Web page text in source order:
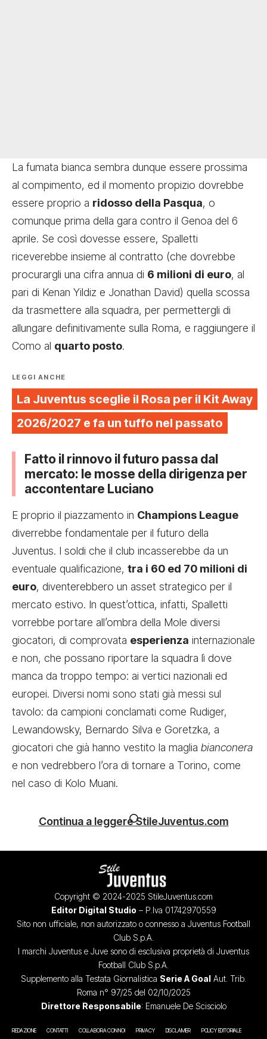
La fumata bianca sembra dunque essere prossima
al compimento, ed il momento propizio dovrebbe
essere proprio a ridosso della Pasqua, o
comunque prima della gara contro il Genoa del 6
aprile. Se così dovesse essere, Spalletti
riceverebbe insieme al contratto (che dovrebbe
procurargli una cifra annua di 6 milioni di euro, al
pari di Kenan Yildiz e Jonathan David) quella scossa
da trasmettere alla squadra, per permettergli di
allungare definitivamente sulla Roma, e raggiungere il
Como al quarto posto.
LEGGI ANCHE
La Juventus sceglie il Rosa per il Kit Away
2026/2027 e fa un tuffo nel passato
Fatto il rinnovo il futuro passa dal
mercato: le mosse della dirigenza per
accontentare Luciano
E proprio il piazzamento in Champions League
diverrebbe fondamentale per il futuro della
Juventus. I soldi che il club incasserebbe da un
eventuale qualificazione, tra i 60 ed 70 milioni di
euro, diventerebbero un asset strategico per il
mercato estivo. In quest’ottica, infatti, Spalletti
vorrebbe portare all’ombra della Mole diversi
giocatori, di comprovata esperienza internazionale
e non, che possano riportare la squadra lì dove
manca da troppo tempo: ai vertici nazionali ed
europei. Diversi nomi sono stati già messi sul
tavolo: da campioni conclamati come Rudiger,
Lewandowsky, Bernardo Silva e Goretzka, a
giocatori che già hanno vestito la maglia bianconera
e non vedrebbero l’ora di tornare a Torino, come
nel caso di Kolo Muani.
Continua a leggere StileJuventus.com
Copyright © 2024-2025 StileJuventus.com
Editor Digital Studio – P.Iva 01742970559
Sito non ufficiale, non autorizzato o connesso a Juventus Football
Club S.p.A.
I marchi Juventus e Juve sono di esclusiva proprietà di Juventus
Football Club S.p.A.
Supplemento alla Testata Giornalistica Serie A Goal Aut. Trib.
Roma n° 97/25 del 02/10/2025
Direttore Responsabile: Emanuele De Scisciolo
REDAZIONE CONTATTI COLLABORA CON NOI PRIVACY DISCLAIMER POLICY EDITORIALE